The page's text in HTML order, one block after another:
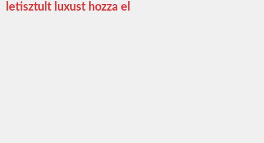
letisztult luxust hozza el